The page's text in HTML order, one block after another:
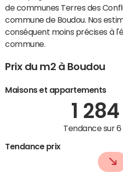
de communes Terres des
commune de Boudou. Nos
conséquent moins précises à
commune.
Prix du m2 à Boudou
Maisons et appartements
1 284
Tendance sur 6
Tendance prix